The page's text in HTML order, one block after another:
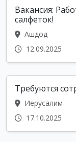
Вакансия:
салфеток!
Ашдод
12.09.2025
Требуются
Иерусалим
17.10.2025